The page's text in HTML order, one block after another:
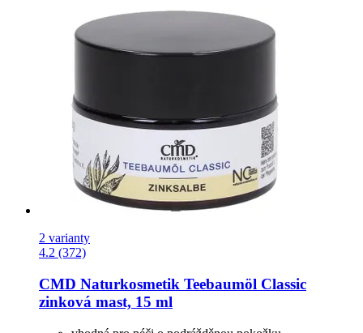
2 varianty
4.2 (372)
CMD Naturkosmetik Teebaumöl Classic
zinková mast, 15 ml